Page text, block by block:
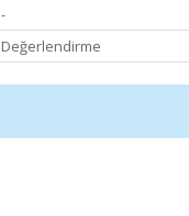
-
Değerlendirme